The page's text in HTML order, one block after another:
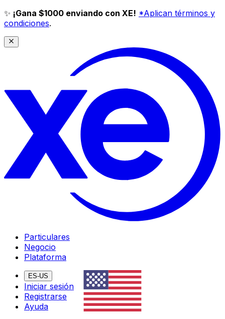
✨ ¡Gana $1000 enviando con XE! *Aplican términos y
condiciones.
Particulares
Negocio
Plataforma
ES-US
Iniciar sesión
Registrarse
Ayuda